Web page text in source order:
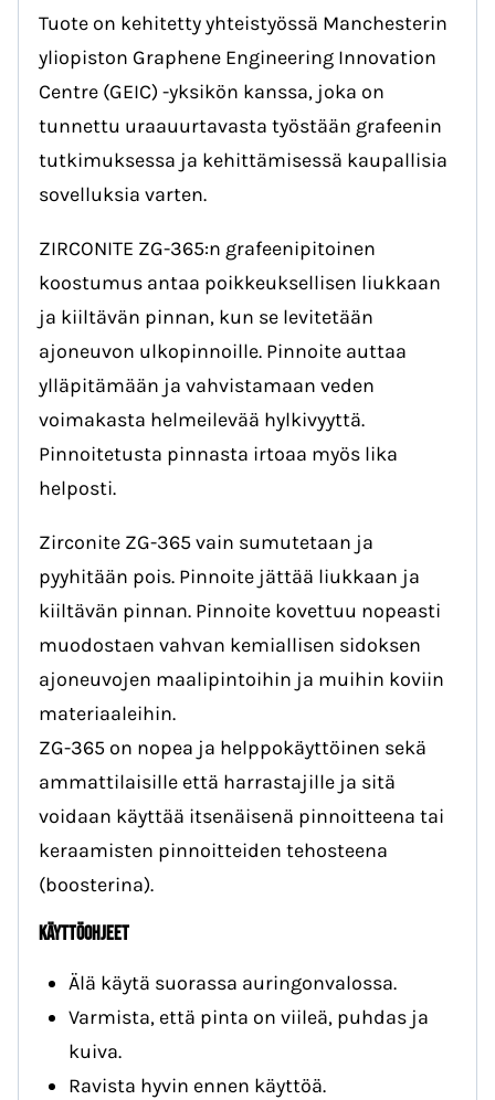
Tuote on kehitetty yhteistyössä Manchesterin
yliopiston Graphene Engineering Innovation
Centre (GEIC) -yksikön kanssa, joka on
tunnettu uraauurtavasta työstään grafeenin
tutkimuksessa ja kehittämisessä kaupallisia
sovelluksia varten.
ZIRCONITE ZG-365:n grafeenipitoinen
koostumus antaa poikkeuksellisen liukkaan
ja kiiltävän pinnan, kun se levitetään
ajoneuvon ulkopinnoille. Pinnoite auttaa
ylläpitämään ja vahvistamaan veden
voimakasta helmeilevää hylkivyyttä.
Pinnoitetusta pinnasta irtoaa myös lika
helposti.
Zirconite ZG-365 vain sumutetaan ja
pyyhitään pois. Pinnoite jättää liukkaan ja
kiiltävän pinnan. Pinnoite kovettuu nopeasti
muodostaen vahvan kemiallisen sidoksen
ajoneuvojen maalipintoihin ja muihin koviin
materiaaleihin.
ZG-365 on nopea ja helppokäyttöinen sekä
ammattilaisille että harrastajille ja sitä
voidaan käyttää itsenäisenä pinnoitteena tai
keraamisten pinnoitteiden tehosteena
(boosterina).
KÄYTTÖOHJEET
Älä käytä suorassa auringonvalossa.
Varmista, että pinta on viileä, puhdas ja
kuiva.
Ravista hyvin ennen käyttöä.